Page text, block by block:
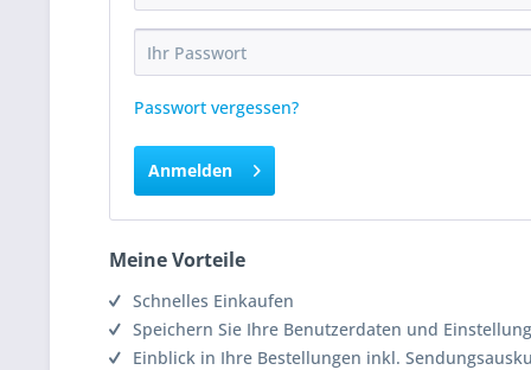
Passwort vergessen?
Anmelden
Meine Vorteile
Schnelles Einkaufen
Speichern Sie Ihre Benutzerdaten und
Einblick in Ihre Bestellungen inkl.